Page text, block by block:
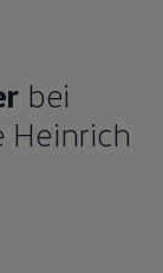
bei
Heinrich